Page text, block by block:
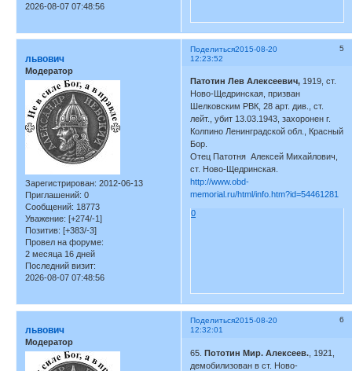
2026-08-07 07:48:56
Поделиться 5
2015-08-20
12:23:52
львович
Модератор
Зарегистрирован: 2012-06-13
Приглашений: 0
Сообщений: 18773
Уважение: [+274/-1]
Позитив: [+383/-3]
Провел на форуме:
2 месяца 16 дней
Последний визит:
2026-08-07 07:48:56
Патотин Лев Алексеевич, 1919, ст.
Ново-Щедринская, призван
Шелковским РВК, 28 арт. див., ст.
лейт., убит 13.03.1943, захоронен г.
Колпино Ленинградской обл., Красный
Бор.
Отец Патотня Алексей Михайлович,
ст. Ново-Щедринская.
http://www.obd-
memorial.ru/html/info.htm?id=54461281
0
Поделиться 6
2015-08-20
12:32:01
львович
Модератор
65.Пототин Мир. Алексеев. , 1921,
демобилизован в ст. Ново-